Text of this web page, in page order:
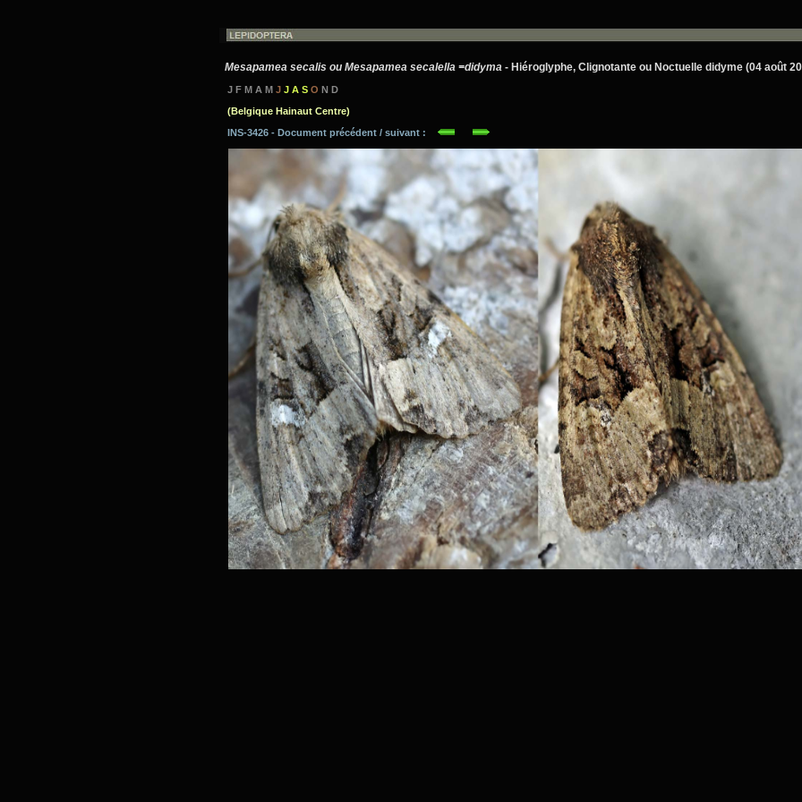
Mesapamea secalis ou Mesapamea secalella =didyma - Hiéroglyphe, Clignotante ou Noctuelle didyme (04 août
J F M A M J J A S O N D
(Belgique Hainaut Centre)
INS-3426 - Document précédent / suivant :